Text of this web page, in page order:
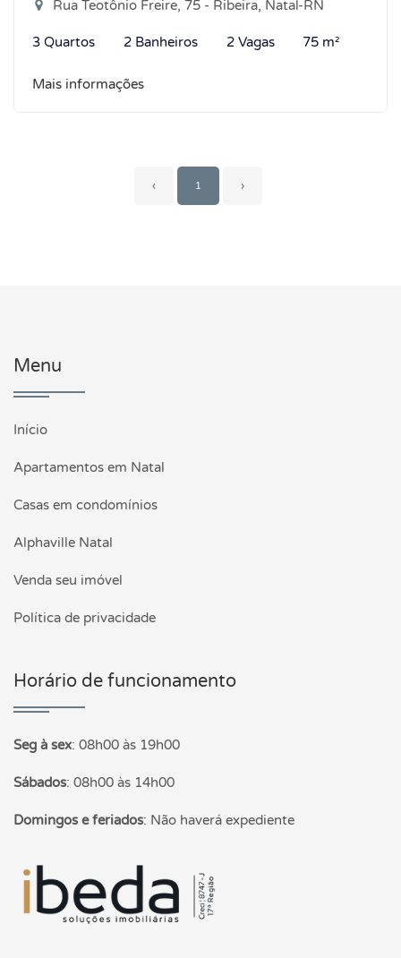
Rua Teotônio Freire, 75 - Ribeira, Natal-RN
3 Quartos 2 Banheiros 2 Vagas 75 m²
Mais informações
‹ 1 ›
Menu
Início
Apartamentos em Natal
Casas em condomínios
Alphaville Natal
Venda seu imóvel
Política de privacidade
Horário de funcionamento
Seg à sex: 08h00 às 19h00
Sábados: 08h00 às 14h00
Domingos e feriados: Não haverá expediente
Página inicial